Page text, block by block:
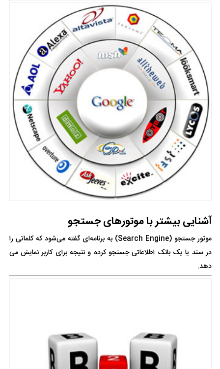
آشنایی بیشتر با موتورهای جستجو
موتور جستجو (Search Engine) به برنامه‌ای گفته می‌شود که کلماتی را
در سند یا یک بانک اطلاعاتی جستجو کرده و نتیجه برای کاربر نمایش می
دهد.